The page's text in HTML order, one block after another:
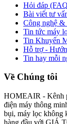
Hỏi đáp
Bài viết tư
Công nghệ &
Tin tức máy
Tin Khuyến
Hỗ trợ -
Tin hay mỗi
Về Chúng tôi
HOMEAIR - Kênh
điện máy thông
bụi, máy lọc không